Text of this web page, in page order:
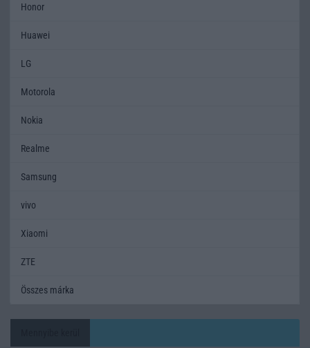
Honor
Huawei
LG
Motorola
Nokia
Realme
Samsung
vivo
Xiaomi
ZTE
Összes márka